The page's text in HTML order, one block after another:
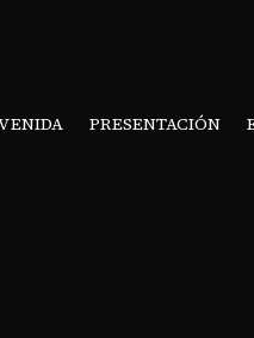
PRESENTACIÓN